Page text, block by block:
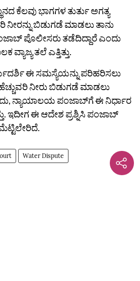
ಕೆಲವು ಭಾಗಗಳ ತುರ್ತು ಅಗತ್ಯ
ನೀರನ್ನು ಬಿಡುಗಡೆ ಮಾಡಲು ತಾನು
ಪೊಲೀಸರು ತಡೆದಿದ್ದಾರೆ ಎಂದು
ತಲೆ ಎತ್ತಿತ್ತು.
ಈ ಸಮಸ್ಯೆಯನ್ನು ಪರಿಹರಿಸಲು
ನೀರು ಬಿಡುಗಡೆ ಮಾಡಲು
ನ್ಯಾಯಾಲಯ ಪಂಜಾಬ್‌ಗೆ ಈ ನಿರ್ಧಾರ
ಇದೀಗ ಈ ಆದೇಶ ಪ್ರಶ್ನಿಸಿ ಪಂಜಾಬ್‌
Water Dispute